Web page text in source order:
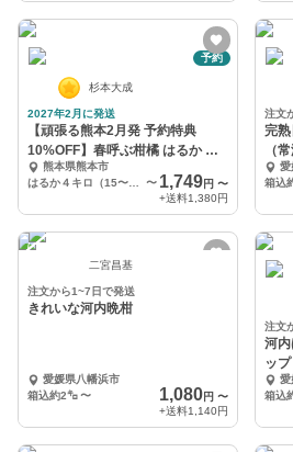
予約
杉本大成
2027年2月に発送
【頑張る熊本2月発 予約特典
10%OFF】春呼ぶ柑橘 はるか 毎
年大人気です
熊本県熊本市
〜 1,749円 〜
+送料1,380円
注文
完
（
継愛
箱込
二宮昌基
注文から1~7日で発送
きれいな河内晩柑
愛媛県八幡浜市
箱込約2㌔〜 1,080円 〜
+送料1,140円
注文
河
ッ
愛
箱込